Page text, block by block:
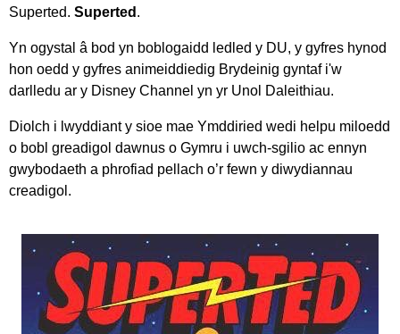
Superted. Superted .
Yn ogystal â bod yn boblogaidd ledled y DU, y gyfres hynod
hon oedd y gyfres animeiddiedig Brydeinig gyntaf i'w
darlledu ar y Disney Channel yn yr Unol Daleithiau.
Diolch i lwyddiant y sioe mae Ymddiried wedi helpu miloedd
o bobl greadigol dawnus o Gymru i uwch-sgilio ac ennyn
gwybodaeth a phrofiad pellach o’r fewn y diwydiannau
creadigol.